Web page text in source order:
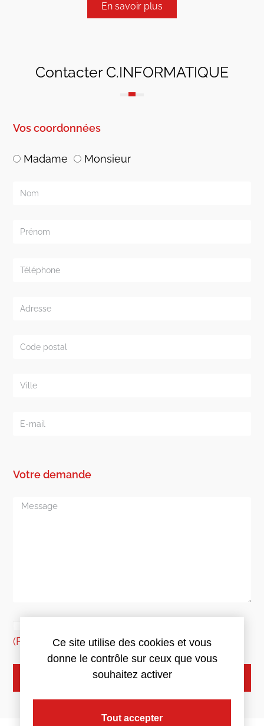
En savoir plus
Contacter C.INFORMATIQUE
Vos coordonnées
Madame Monsieur
Votre demande
(Politique de collecte des données)
ENVOYER
Ce site utilise des cookies et vous
donne le contrôle sur ceux que vous
souhaitez activer
Tout accepter